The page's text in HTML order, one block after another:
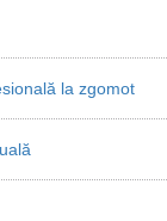
la zgomot